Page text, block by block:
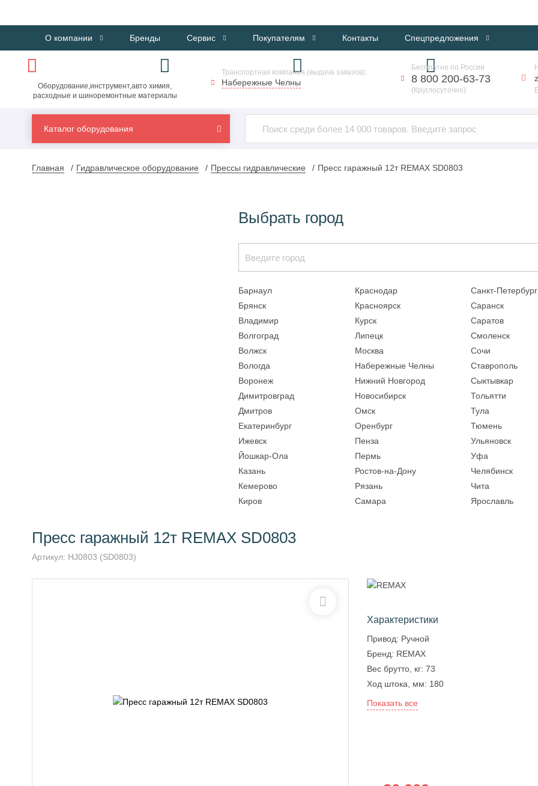
О компании Бренды Сервис Покупателям Контакты Спецпредложения
Оборудование,инструмент,авто химия,
расходные и шиноремонтные материалы
Транспортная компания (выдача заказов):
Набережные Челны
Бесплатно по России
8 800 200-63-73
(Круглосуточно)
Каталог оборудования
Главная Гидравлическое оборудование Прессы гидравлические Пресс гаражный 12т REMAX SD0803
Выбрать город
Барнаул
Брянск
Владимир
Волгоград
Волжск
Вологда
Воронеж
Димитровград
Дмитров
Екатеринбург
Ижевск
Йошкар-Ола
Казань
Кемерово
Киров
Краснодар
Красноярск
Курск
Липецк
Москва
Набережные Челны
Нижний Новгород
Новосибирск
Омск
Оренбург
Пенза
Пермь
Ростов-на-Дону
Рязань
Самара
Санкт-Петербург
Саранск
Саратов
Смоленск
Сочи
Ставрополь
Сыктывкар
Тольятти
Тула
Тюмень
Ульяновск
Уфа
Челябинск
Чита
Ярославль
Пресс гаражный 12т REMAX SD0803
Артикул: HJ0803 (SD0803)
Характеристики
Привод: Ручной
Бренд: REMAX
Вес брутто, кг: 73
Ход штока, мм: 180
Показать все